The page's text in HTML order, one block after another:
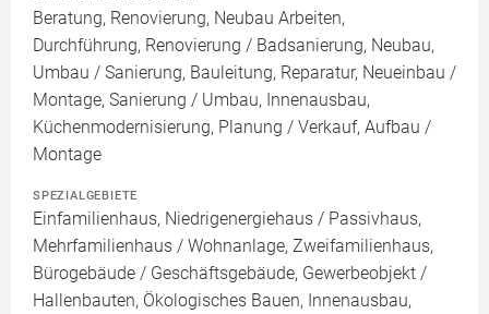
Beratung, Renovierung, Neubau Arbeiten,
Durchführung, Renovierung / Badsanierung, Neubau,
Umbau / Sanierung, Bauleitung, Reparatur, Neueinbau /
Montage, Sanierung / Umbau, Innenausbau,
Küchenmodernisierung, Planung / Verkauf, Aufbau /
Montage
SPEZIALGEBIETE
Einfamilienhaus, Niedrigenergiehaus / Passivhaus,
Mehrfamilienhaus / Wohnanlage, Zweifamilienhaus,
Bürogebäude / Geschäftsgebäude, Gewerbeobjekt /
Hallenbauten, Ökologisches Bauen, Innenausbau,